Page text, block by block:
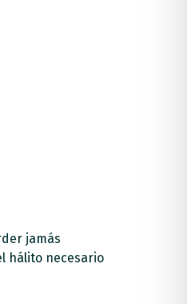
jamás
hálito necesario